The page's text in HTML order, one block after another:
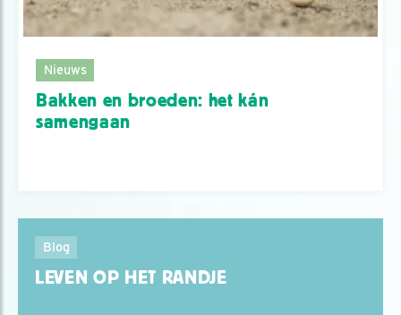
Nieuws
Bakken en broeden: het kán
samengaan
Blog
LEVEN OP HET RANDJE